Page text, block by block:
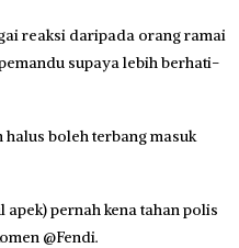
reaksi daripada orang ramai
supaya lebih berhati-
boleh terbang masuk
pernah kena tahan polis
@Fendi.